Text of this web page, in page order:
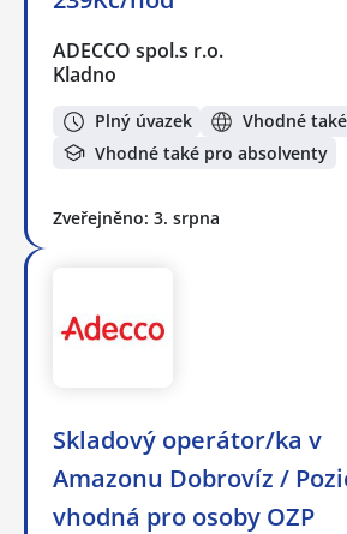
ADECCO spol.s r.o.
Kladno
Plný úvazek
Vhodné
Vhodné také pro absolventy
Zveřejněno: 3. srpna
Skladový operátor/ka v
Amazonu Dobrovíz /
vhodná pro osoby OZP